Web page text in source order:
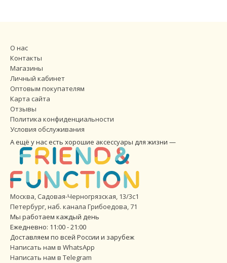
О нас
Контакты
Магазины
Личный кабинет
Оптовым покупателям
Карта сайта
Отзывы
Политика конфиденциальности
Условия обслуживания
А ещё у нас есть хорошие аксессуары для жизни —
Москва, Садовая-Черногрязская, 13/3с1
Петербург,наб. канала Грибоедова, 71
Мы работаем каждый день
Ежедневно: 11:00 - 21:00
Доставляем по всей России и зарубеж
Написать нам в WhatsApp
Написать нам в Telegram